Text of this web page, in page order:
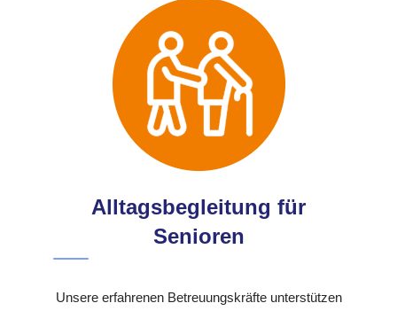
Alltagsbegleitung für
Senioren
Unsere erfahrenen Betreuungskräfte unterstützen